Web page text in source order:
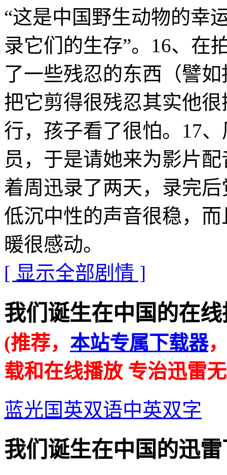
“这是中国野生动物的幸
录它们的生存”。16、在
了一些残忍的东西（譬
把它剪得很残忍其实他
行，孩子看了很怕。17
员，于是请她来为影片
着周迅录了两天，录完
低沉中性的声音很稳，
暖很感动。
[ 显示全部剧情 ]
我们诞生在中国的在线
(推荐， 本站专属下载器
载和在线播放 专治迅雷
蓝光国英双语中英双字
我们诞生在中国的迅雷